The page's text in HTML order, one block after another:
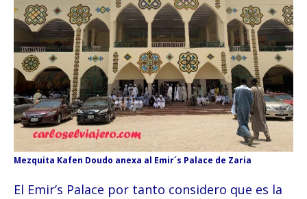
Mezquita Kafen Doudo anexa al Emir´s Palace de Zaria
El Emir’s Palace por tanto considero que es la